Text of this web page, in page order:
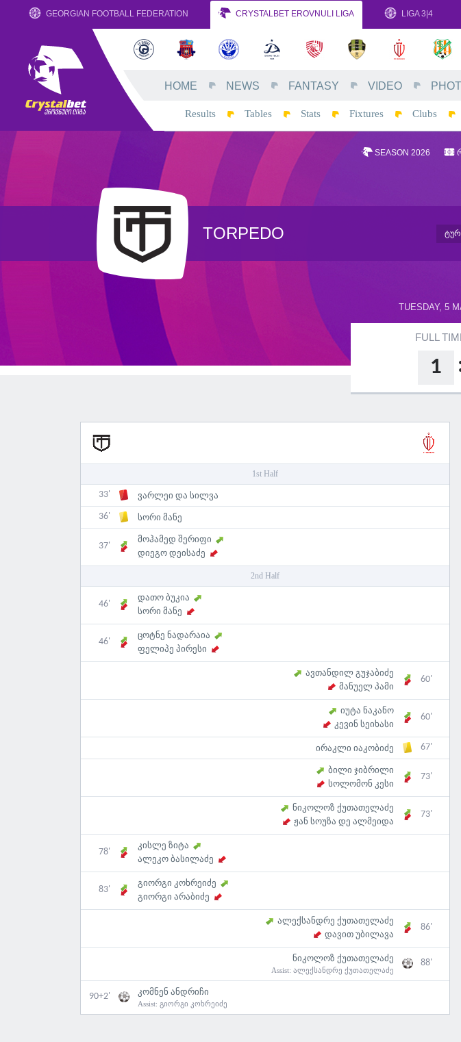
GEORGIAN FOOTBALL FEDERATION CRYSTALBET EROVNULI LIGA LIGA 3|4
HOME NEWS FANTASY VIDEO
Results Tables Stats Fixtures Clubs
SEASON 2026
TORPEDO
TUESDAY, 5
FULL
1
1st Half
33' ვარლეი და სილვა
36' სორი მანე
37'
მოჰამედ შერიფი
დიეგო დეისაძე
2nd Half
46'
დათო ბუკია
სორი მანე
46'
ცოტნე ნადარაია
ფელიპე პირესი
ავთანდილ გუჯაბიძე
მანუელ პამი
60'
იუტა ნაკანო
კევინ სეიხასი
60'
ირაკლი იაკობიძე 67'
ბილი ჯიბრილი
სოლომონ კესი
73'
ნიკოლოზ ქუთათელაძე
ჟან სოუზა დე ალმეიდა
73'
78'
კისლე ზიტა
ალეკო ბასილაძე
83'
გიორგი კოხრეიძე
გიორგი არაბიძე
ალექსანდრე ქუთათელაძე
დავით უბილავა
86'
ნიკოლოზ ქუთათელაძე
Assist: ალექსანდრე ქუთათელაძე
88'
90+2' კომნენ ანდრიჩი
Assist: გიორგი კოხრეიძე